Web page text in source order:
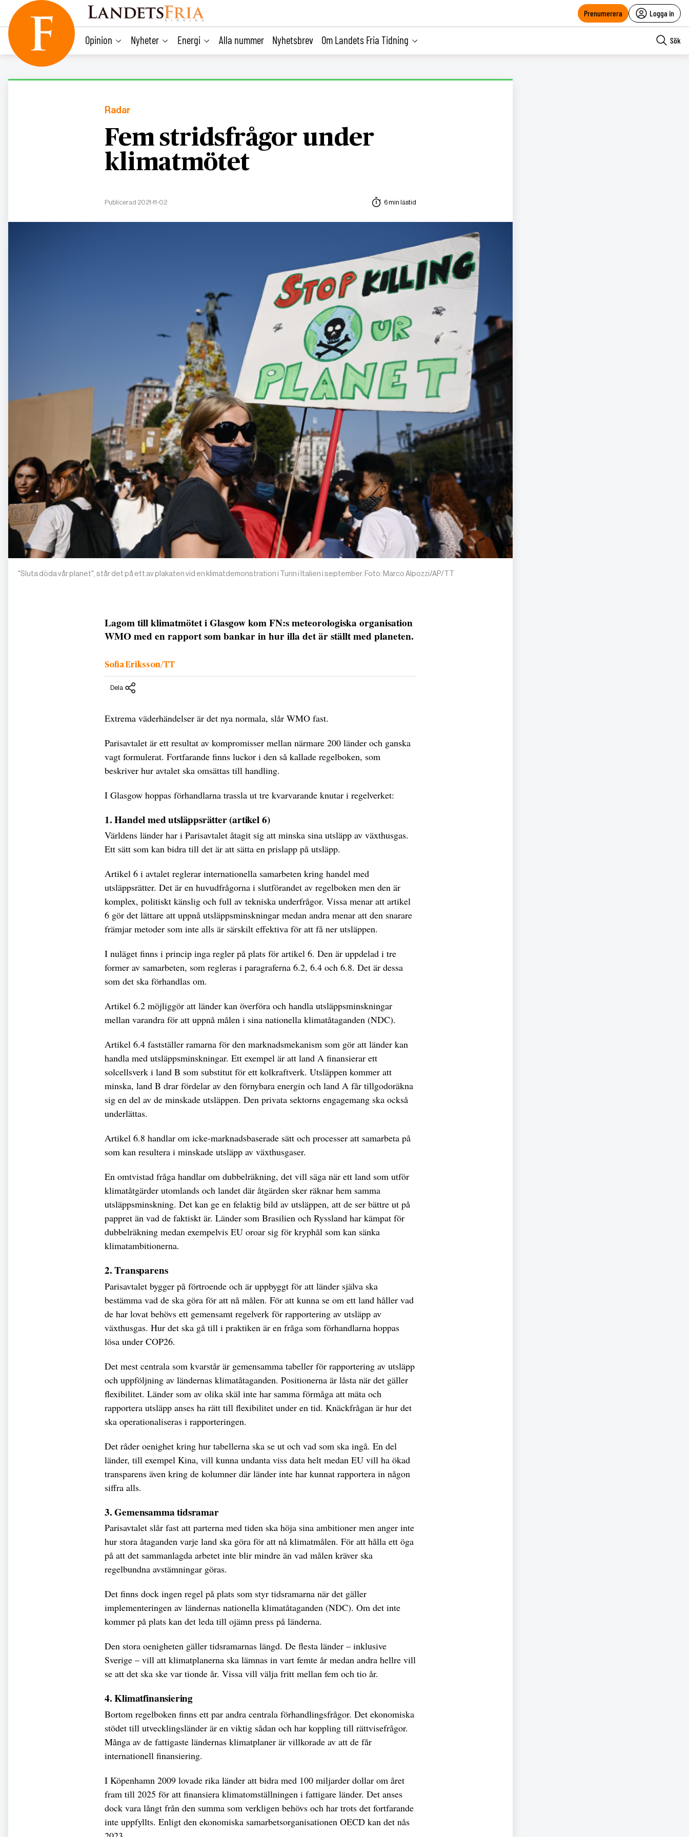
content
Prenumerera Logga in
Opinion Nyheter Energi Alla nummer Nyhetsbrev Om Landets Fria Tidning Sök
Radar
Fem stridsfrågor under
klimatmötet
Publicerad 2021-11-02 6 min lästid
"Sluta döda vår planet", står det på ett av plakaten vid en klimatdemonstration i Turin i Italien i september. Foto: Marco Alpozzi/AP/TT
Lagom till klimatmötet i Glasgow kom FN:s meteorologiska organisation
WMO med en rapport som bankar in hur illa det är ställt med planeten.
Sofia Eriksson/TT
Dela
Extrema väderhändelser är det nya normala, slår WMO fast.
Parisavtalet är ett resultat av kompromisser mellan närmare 200 länder och ganska
vagt formulerat. Fortfarande finns luckor i den så kallade regelboken, som
beskriver hur avtalet ska omsättas till handling.
I Glasgow hoppas förhandlarna trassla ut tre kvarvarande knutar i regelverket:
1. Handel med utsläppsrätter (artikel 6)
Världens länder har i Parisavtalet åtagit sig att minska sina utsläpp av växthusgas.
Ett sätt som kan bidra till det är att sätta en prislapp på utsläpp.
Artikel 6 i avtalet reglerar internationella samarbeten kring handel med
utsläppsrätter. Det är en huvudfrågorna i slutförandet av regelboken men den är
komplex, politiskt känslig och full av tekniska underfrågor. Vissa menar att artikel
6 gör det lättare att uppnå utsläppsminskningar medan andra menar att den snarare
främjar metoder som inte alls är särskilt effektiva för att få ner utsläppen.
I nuläget finns i princip inga regler på plats för artikel 6. Den är uppdelad i tre
former av samarbeten, som regleras i paragraferna 6.2, 6.4 och 6.8. Det är dessa
som det ska förhandlas om.
Artikel 6.2 möjliggör att länder kan överföra och handla utsläppsminskningar
mellan varandra för att uppnå målen i sina nationella klimatåtaganden (NDC).
Artikel 6.4 fastställer ramarna för den marknadsmekanism som gör att länder kan
handla med utsläppsminskningar. Ett exempel är att land A finansierar ett
solcellsverk i land B som substitut för ett kolkraftverk. Utsläppen kommer att
minska, land B drar fördelar av den förnybara energin och land A får tillgodoräkna
sig en del av de minskade utsläppen. Den privata sektorns engagemang ska också
underlättas.
Artikel 6.8 handlar om icke-marknadsbaserade sätt och processer att samarbeta på
som kan resultera i minskade utsläpp av växthusgaser.
En omtvistad fråga handlar om dubbelräkning, det vill säga när ett land som utför
klimatåtgärder utomlands och landet där åtgärden sker räknar hem samma
utsläppsminskning. Det kan ge en felaktig bild av utsläppen, att de ser bättre ut på
pappret än vad de faktiskt är. Länder som Brasilien och Ryssland har kämpat för
dubbelräkning medan exempelvis EU oroar sig för kryphål som kan sänka
klimatambitionerna.
2. Transparens
Parisavtalet bygger på förtroende och är uppbyggt för att länder själva ska
bestämma vad de ska göra för att nå målen. För att kunna se om ett land håller vad
de har lovat behövs ett gemensamt regelverk för rapportering av utsläpp av
växthusgas. Hur det ska gå till i praktiken är en fråga som förhandlarna hoppas
lösa under COP26.
Det mest centrala som kvarstår är gemensamma tabeller för rapportering av utsläpp
och uppföljning av ländernas klimatåtaganden. Positionerna är låsta när det gäller
flexibilitet. Länder som av olika skäl inte har samma förmåga att mäta och
rapportera utsläpp anses ha rätt till flexibilitet under en tid. Knäckfrågan är hur det
ska operationaliseras i rapporteringen.
Det råder oenighet kring hur tabellerna ska se ut och vad som ska ingå. En del
länder, till exempel Kina, vill kunna undanta viss data helt medan EU vill ha ökad
transparens även kring de kolumner där länder inte har kunnat rapportera in någon
siffra alls.
3. Gemensamma tidsramar
Parisavtalet slår fast att parterna med tiden ska höja sina ambitioner men anger inte
hur stora åtaganden varje land ska göra för att nå klimatmålen. För att hålla ett öga
på att det sammanlagda arbetet inte blir mindre än vad målen kräver ska
regelbundna avstämningar göras.
Det finns dock ingen regel på plats som styr tidsramarna när det gäller
implementeringen av ländernas nationella klimatåtaganden (NDC). Om det inte
kommer på plats kan det leda till ojämn press på länderna.
Den stora oenigheten gäller tidsramarnas längd. De flesta länder – inklusive
Sverige – vill att klimatplanerna ska lämnas in vart femte år medan andra hellre vill
se att det ska ske var tionde år. Vissa vill välja fritt mellan fem och tio år.
4. Klimatfinansiering
Bortom regelboken finns ett par andra centrala förhandlingsfrågor. Det ekonomiska
stödet till utvecklingsländer är en viktig sådan och har koppling till rättvisefrågor.
Många av de fattigaste ländernas klimatplaner är villkorade av att de får
internationell finansiering.
I Köpenhamn 2009 lovade rika länder att bidra med 100 miljarder dollar om året
fram till 2025 för att finansiera klimatomställningen i fattigare länder. Det anses
dock vara långt från den summa som verkligen behövs och har trots det fortfarande
inte uppfyllts. Enligt den ekonomiska samarbetsorganisationen OECD kan det nås